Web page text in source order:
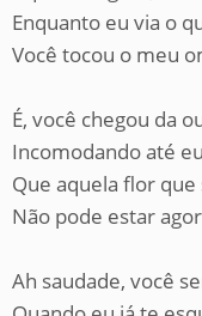
Enquanto eu via o
Você tocou o meu
É, você chegou da
Incomodando até
Que aquela flor
Não pode estar
Ah saudade, você